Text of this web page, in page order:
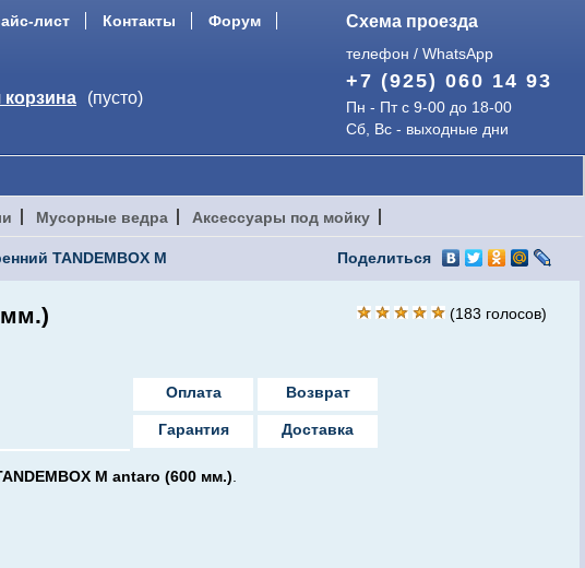
лист Контакты Форум Схема проезда
корзина (пусто)
телефон / WhatsApp
+7 (925) 060 14 93
Пн - Пт с 9-00 до 18-00
Сб, Вс - выходные дни
Мусорные ведра Аксессуары под мойку
TANDEMBOX M Поделиться
мм.) (183 голосов)
Оплата Возврат
Гарантия Доставка
M antaro (600 мм.)